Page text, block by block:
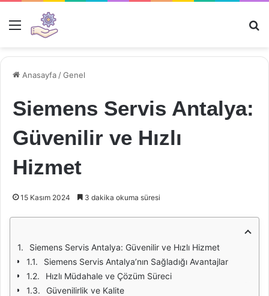
Menü
Anasayfa /Genel
Siemens Servis Antalya:
Güvenilir ve Hızlı
Hizmet
15 Kasım 2024 3 dakika okuma süresi
Siemens Servis Antalya: Güvenilir ve Hızlı Hizmet
Siemens Servis Antalya’nın Sağladığı Avantajlar
Hızlı Müdahale ve Çözüm Süreci
Güvenilirlik ve Kalite